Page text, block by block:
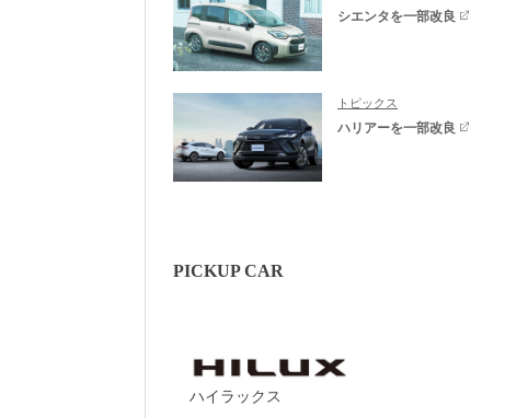
シエンタを一部改良
トピックス
ハリアーを一部改良
PICKUP CAR
ハイラックス